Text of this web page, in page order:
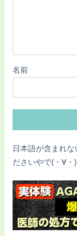
名前
日本語が含まれ
ださいやで(・∀・)